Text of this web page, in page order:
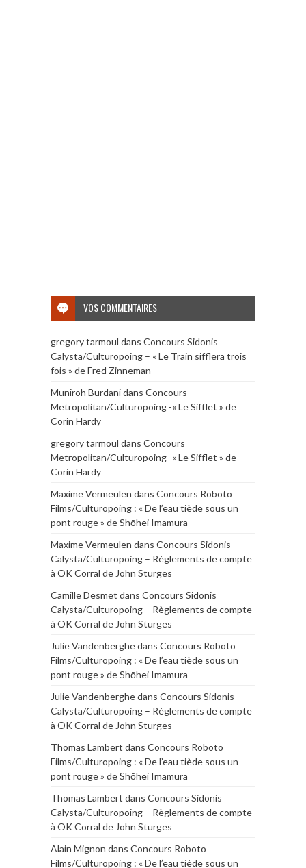
VOS COMMENTAIRES
gregory tarmoul dans Concours Sidonis
Calysta/Culturopoing – « Le Train sifflera trois
fois » de Fred Zinneman
Muniroh Burdanidans Concours
Metropolitan/Culturopoing -« Le Sifflet » de
Corin Hardy
gregory tarmoul dans Concours
Metropolitan/Culturopoing -« Le Sifflet » de
Corin Hardy
Maxime Vermeulen dans Concours Roboto
Films/Culturopoing : « De l’eau tiède sous un
pont rouge » de Shōhei Imamura
Maxime Vermeulen dans Concours Sidonis
Calysta/Culturopoing – Règlements de compte
à OK Corral de John Sturges
Camille Desmet dans Concours Sidonis
Calysta/Culturopoing – Règlements de compte
à OK Corral de John Sturges
Julie Vandenberghedans Concours Roboto
Films/Culturopoing : « De l’eau tiède sous un
pont rouge » de Shōhei Imamura
Julie Vandenberghedans Concours Sidonis
Calysta/Culturopoing – Règlements de compte
à OK Corral de John Sturges
Thomas Lambert dans Concours Roboto
Films/Culturopoing : « De l’eau tiède sous un
pont rouge » de Shōhei Imamura
Thomas Lambert dans Concours Sidonis
Calysta/Culturopoing – Règlements de compte
à OK Corral de John Sturges
Alain Mignon dans Concours Roboto
Films/Culturopoing : « De l’eau tiède sous un